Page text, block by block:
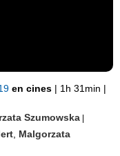
en cines | 1h 31min |
Szumowska |
Malgorzata